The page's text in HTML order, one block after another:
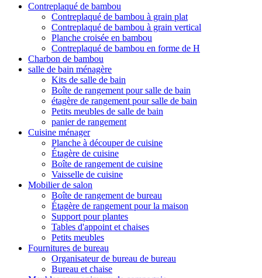
Contreplaqué de bambou
Contreplaqué de bambou à grain plat
Contreplaqué de bambou à grain vertical
Planche croisée en bambou
Contreplaqué de bambou en forme de H
Charbon de bambou
salle de bain ménagère
Kits de salle de bain
Boîte de rangement pour salle de bain
étagère de rangement pour salle de bain
Petits meubles de salle de bain
panier de rangement
Cuisine ménager
Planche à découper de cuisine
Étagère de cuisine
Boîte de rangement de cuisine
Vaisselle de cuisine
Mobilier de salon
Boîte de rangement de bureau
Étagère de rangement pour la maison
Support pour plantes
Tables d'appoint et chaises
Petits meubles
Fournitures de bureau
Organisateur de bureau de bureau
Bureau et chaise